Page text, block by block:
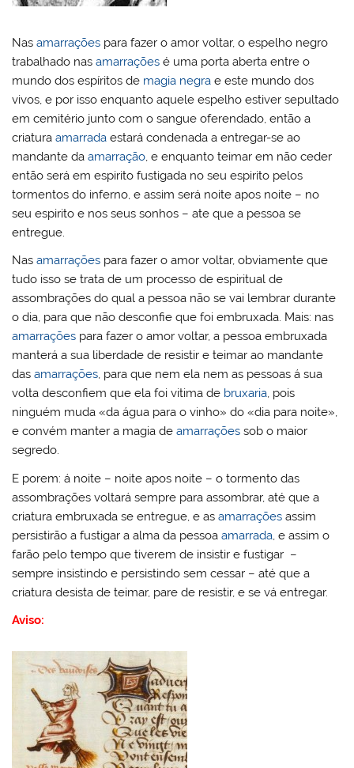
Nasamarrações para fazer o amor voltar, o espelho negro
trabalhado nasamarrações é uma porta aberta entre o
mundo dos espíritos de magia negra e este mundo dos
vivos, e por isso enquanto aquele espelho estiver sepultado
em cemitério junto com o sangue oferendado, então a
criaturaamarrada estará condenada a entregar-se ao
mandante daamarração, e enquanto teimar em não ceder
então será em espirito fustigada no seu espirito pelos
tormentos do inferno, e assim será noite apos noite – no
seu espirito e nos seus sonhos – ate que a pessoa se
entregue.
Nasamarrações para fazer o amor voltar, obviamente que
tudo isso se trata de um processo de espiritual de
assombrações do qual a pessoa não se vai lembrar durante
o dia, para que não desconfie que foi embruxada. Mais: nas
amarrações para fazer o amor voltar, a pessoa embruxada
manterá a sua liberdade de resistir e teimar ao mandante
dasamarrações, para que nem ela nem as pessoas á sua
volta desconfiem que ela foi vitima de bruxaria, pois
ninguém muda «da água para o vinho» do «dia para noite»,
e convém manter a magia deamarrações sob o maior
segredo.
E porem: á noite – noite apos noite – o tormento das
assombrações voltará sempre para assombrar, até que a
criatura embruxada se entregue, e asamarrações assim
persistirão a fustigar a alma da pessoaamarrada, e assim o
farão pelo tempo que tiverem de insistir e fustigar –
sempre insistindo e persistindo sem cessar – até que a
criatura desista de teimar, pare de resistir, e se vá entregar.
Aviso: